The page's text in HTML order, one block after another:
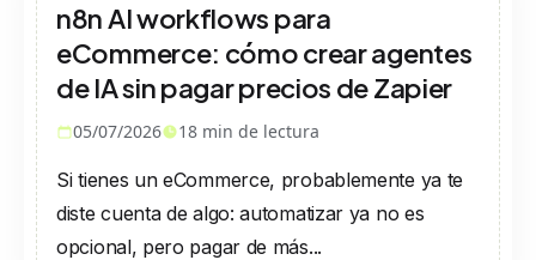
n8n AI workflows para
eCommerce: cómo crear agentes
de IA sin pagar precios de Zapier
05/07/2026 18 min de lectura
Si tienes un eCommerce, probablemente ya te
diste cuenta de algo: automatizar ya no es
opcional, pero pagar de más...